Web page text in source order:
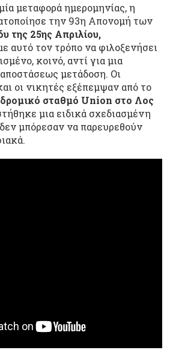
μεταφορά ημερομηνίας, η
την 93η Απονομή των
της 25ης Απριλίου,
αυτό τον τρόπο να φιλοξενήσει
κοινό, αντί για μια
μετάδοση. Οι
οι νικητές εξέπεμψαν από το
σταθμό Union στο Λος
μια ειδικά σχεδιασμένη
μπόρεσαν να παρευρεθούν